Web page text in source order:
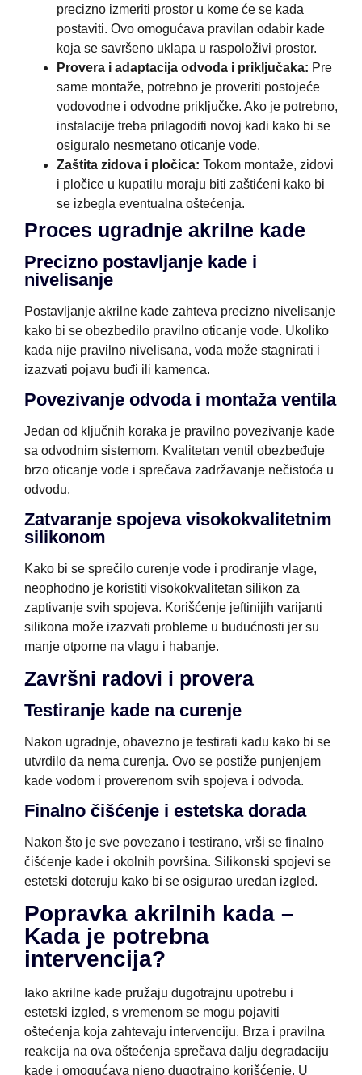
precizno izmeriti prostor u kome će se kada
postaviti. Ovo omogućava pravilan odabir kade
koja se savršeno uklapa u raspoloživi prostor.
Provera i adaptacija odvoda i priključaka: Pre
same montaže, potrebno je proveriti postojeće
vodovodne i odvodne priključke. Ako je potrebno,
instalacije treba prilagoditi novoj kadi kako bi se
osiguralo nesmetano oticanje vode.
Zaštita zidova i pločica: Tokom montaže, zidovi
i pločice u kupatilu moraju biti zaštićeni kako bi
se izbegla eventualna oštećenja.
Proces ugradnje akrilne kade
Precizno postavljanje kade i
nivelisanje
Postavljanje akrilne kade zahteva precizno nivelisanje
kako bi se obezbedilo pravilno oticanje vode. Ukoliko
kada nije pravilno nivelisana, voda može stagnirati i
izazvati pojavu buđi ili kamenca.
Povezivanje odvoda i montaža ventila
Jedan od ključnih koraka je pravilno povezivanje kade
sa odvodnim sistemom. Kvalitetan ventil obezbeđuje
brzo oticanje vode i sprečava zadržavanje nečistoća u
odvodu.
Zatvaranje spojeva visokokvalitetnim
silikonom
Kako bi se sprečilo curenje vode i prodiranje vlage,
neophodno je koristiti visokokvalitetan silikon za
zaptivanje svih spojeva. Korišćenje jeftinijih varijanti
silikona može izazvati probleme u budućnosti jer su
manje otporne na vlagu i habanje.
Završni radovi i provera
Testiranje kade na curenje
Nakon ugradnje, obavezno je testirati kadu kako bi se
utvrdilo da nema curenja. Ovo se postiže punjenjem
kade vodom i proverenom svih spojeva i odvoda.
Finalno čišćenje i estetska dorada
Nakon što je sve povezano i testirano, vrši se finalno
čišćenje kade i okolnih površina. Silikonski spojevi se
estetski doteruju kako bi se osigurao uredan izgled.
Popravka akrilnih kada –
Kada je potrebna
intervencija?
Iako akrilne kade pružaju dugotrajnu upotrebu i
estetski izgled, s vremenom se mogu pojaviti
oštećenja koja zahtevaju intervenciju. Brza i pravilna
reakcija na ova oštećenja sprečava dalju degradaciju
kade i omogućava njeno dugotrajno korišćenje. U